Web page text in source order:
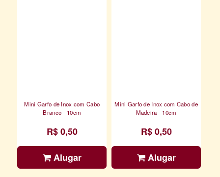
Mini Garfo de Inox com Cabo
Branco - 10cm
R$ 0,50
Alugar
Mini Garfo de Inox com Cabo de
Madeira - 10cm
R$ 0,50
Alugar